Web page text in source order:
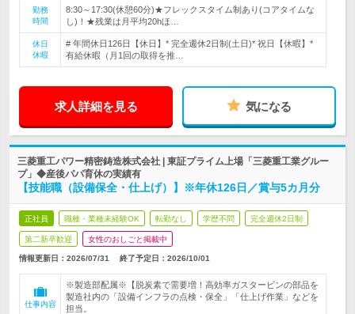
勤務
時間
8:30～17:30(休憩60分)★フレックスタイム制あり(コアタイムな
し)！★残業は月平均20hほ…
休日
休暇
# 年間休日126日【休日】* 完全週休2日制(土日)* 祝日【休暇】*
有給休暇（月1回の取得を推…
求人詳細を見る 気になる
三菱重工パワー精密鋳造株式会社 | 東証プライム上場「三菱重工業グルー
プ」◆産後パパ育休の実績有
【技能職（設備保全・仕上げ）】※年休126日／賞与5カ月分
正社員 職種・業種未経験OK 転勤なし 学歴不問 完全週休2日制
第二新卒歓迎 女性のおしごと掲載中
情報更新日：2026/07/31 終了予定日： 2026/10/01
仕事内容
※製造部配属※【脱炭素で需要増！高効率ガスタービンの部品を
製造社内の「設備インフラの点検・保全」「仕上げ作業」などを
担当。